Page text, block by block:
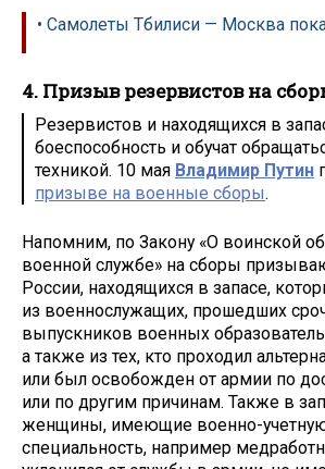
• Самолеты Тбилиси — Москва
4. Призыв резервистов на
Резервистов и находящихся в
боеспособность и обучат
техникой. 10 мая Владимир Путин
призыве на военные сборы.
Напомним, по Закону «О воинской
военной службе» на сборы
России, находящихся в запасе,
из военнослужащих, прошедших
выпускников военных
а также из тех, кто проходил
или был освобожден от армии по
или по другим причинам. Также в
женщины, имеющие военно-
специальность, например